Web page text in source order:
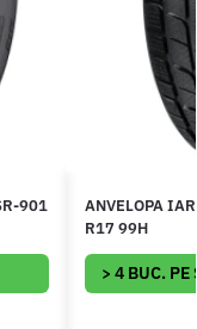
901
ANVELOPA
R17 99H
> 4 BUC. PE